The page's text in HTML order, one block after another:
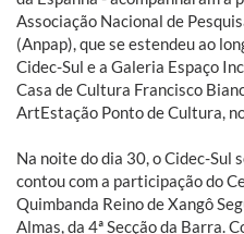
Associação Nacional de
(Anpap), que se estendeu ao
Cidec-Sul e a Galeria Espaço
Casa de Cultura Francisco
ArtEstação Ponto de Cultura,
Na noite do dia 30, o Cidec-Sul
contou com a participação do
Quimbanda Reino de Xangô
Almas, da 4ª Secção da Barra.